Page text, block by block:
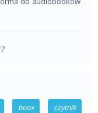
boox czytnik